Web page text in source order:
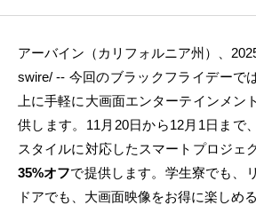
アーバイン（カリフォルニア州）、
swire/ -- 今回のブラックフライデーで
上に手軽に大画面エンターテインメン
供します。11月20日から12月1日まで
スタイルに対応したスマートプロジェ
35%オフで提供します。学生寮でも、
ドアでも、大画面映像をお得に楽しめ